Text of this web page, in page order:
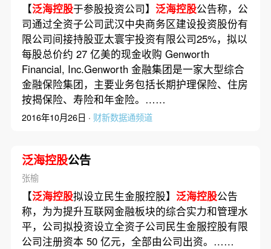
【泛海控股于参股投资公司】 泛海控股公告称，公
司通过全资子公司武汉中央商务区建设投资股份有
限公司间接持股亚太寰宇投资有限公司25%，拟以
每股总价约 27 亿美的现金收购 Genworth
Financial, Inc.Genworth 金融集团是一家大型综合
金融保险集团，主要业务包括长期护理保险、住房
按揭保险、寿险和年金险。……
2016年10月26日 · 财新数据通频道
泛海控股公告
张榆
【泛海控股拟设立民生金服控股】 泛海控股公告
称，为为提升互联网金融板块的综合实力和管理水
平，公司拟投资设立全资子公司民生金服控股有限
公司注册资本 50 亿元，全部由公司出资。……